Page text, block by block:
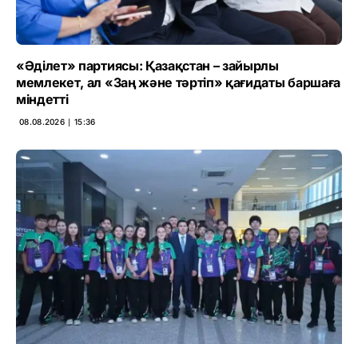
«Әділет» партиясы: Қазақстан – зайырлы
мемлекет, ал «Заң және тәртіп» қағидаты баршаға
міндетті
08.08.2026 ∣ 15:36